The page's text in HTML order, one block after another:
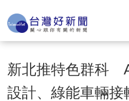
新北推特色群科
設計、綠能車輛接